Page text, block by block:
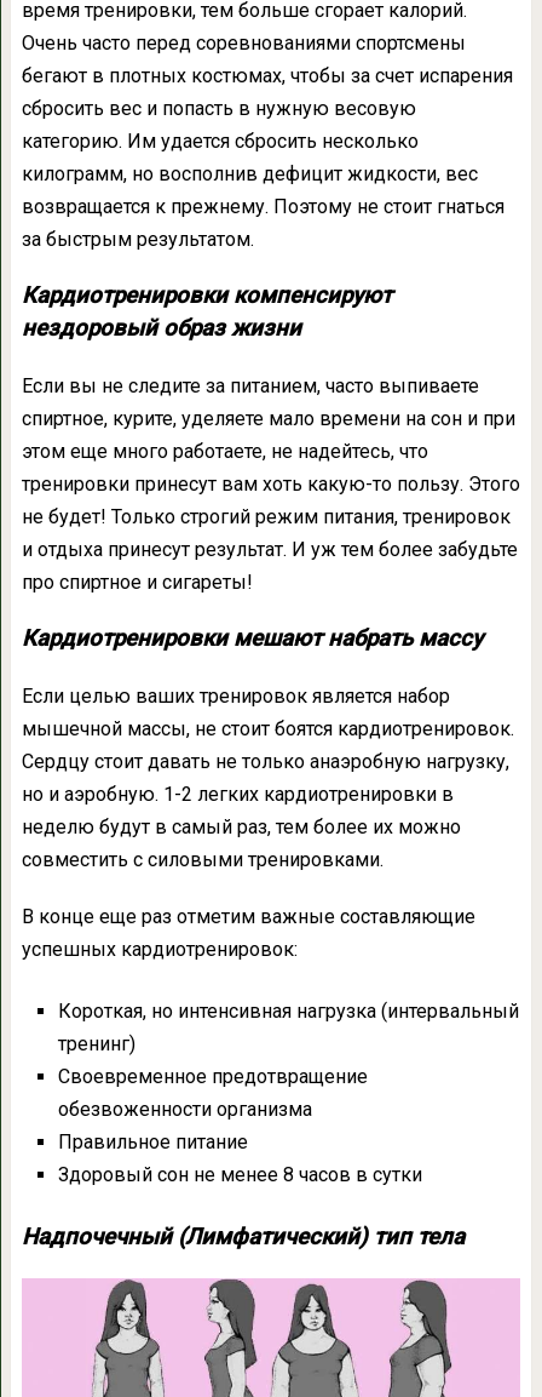
время тренировки, тем больше сгорает калорий.
Очень часто перед соревнованиями спортсмены
бегают в плотных костюмах, чтобы за счет испарения
сбросить вес и попасть в нужную весовую
категорию. Им удается сбросить несколько
килограмм, но восполнив дефицит жидкости, вес
возвращается к прежнему. Поэтому не стоит гнаться
за быстрым результатом.
Кардиотренировки компенсируют
нездоровый образ жизни
Если вы не следите за питанием, часто выпиваете
спиртное, курите, уделяете мало времени на сон и при
этом еще много работаете, не надейтесь, что
тренировки принесут вам хоть какую-то пользу. Этого
не будет! Только строгий режим питания, тренировок
и отдыха принесут результат. И уж тем более забудьте
про спиртное и сигареты!
Кардиотренировки мешают набрать массу
Если целью ваших тренировок является набор
мышечной массы, не стоит боятся кардиотренировок.
Сердцу стоит давать не только анаэробную нагрузку,
но и аэробную. 1-2 легких кардиотренировки в
неделю будут в самый раз, тем более их можно
совместить с силовыми тренировками.
В конце еще раз отметим важные составляющие
успешных кардиотренировок:
Короткая, но интенсивная нагрузка (интервальный
тренинг)
Своевременное предотвращение
обезвоженности организма
Правильное питание
Здоровый сон не менее 8 часов в сутки
Надпочечный (Лимфатический) тип тела